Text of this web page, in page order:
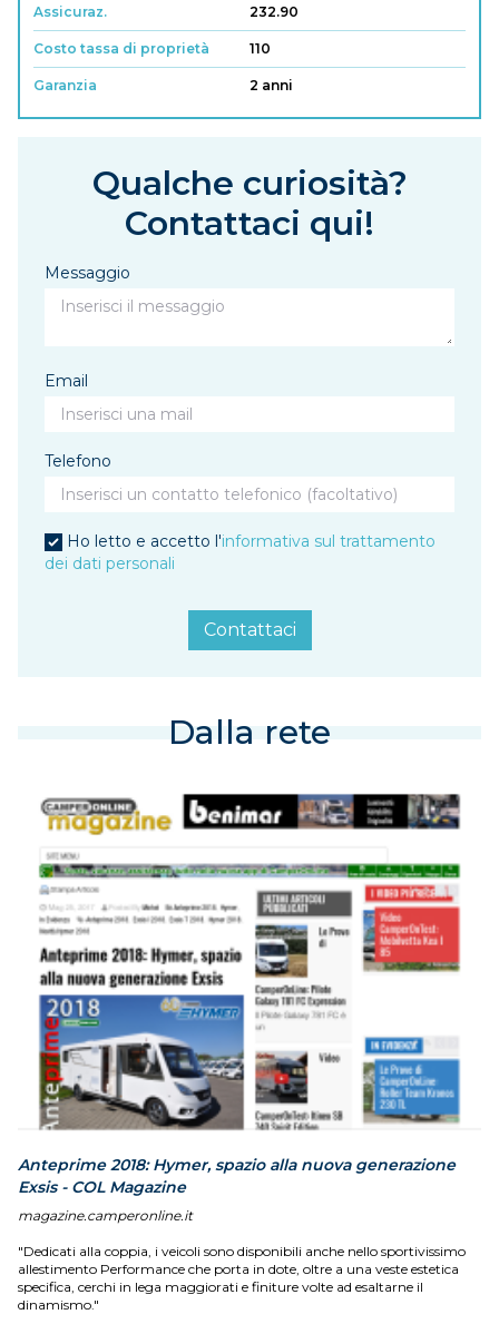
Assicuraz. 232.90
Costo tassa di proprietà 110
Garanzia 2 anni
Qualche curiosità?
Contattaci qui!
Messaggio
Email
Telefono
Ho letto e accetto l'informativa sul trattamento
dei dati personali
Contattaci
Dalla rete
Anteprime 2018: Hymer, spazio alla nuova generazione
Exsis - COL Magazine
magazine.camperonline.it
"Dedicati alla coppia, i veicoli sono disponibili anche nello sportivissimo
allestimento Performance che porta in dote, oltre a una veste estetica
specifica, cerchi in lega maggiorati e finiture volte ad esaltarne il
dinamismo."